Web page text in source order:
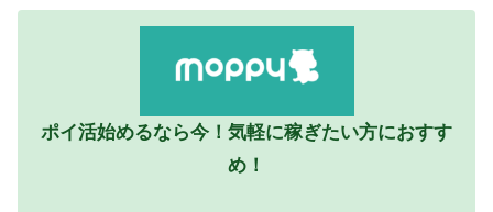
ポイ活始めるなら今！気軽に稼ぎたい方におすす
め！